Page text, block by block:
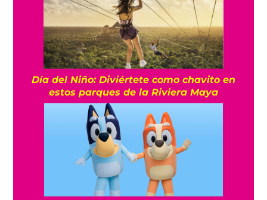
Día del Niño: Diviértete como chavito en
estos parques de la Riviera Maya